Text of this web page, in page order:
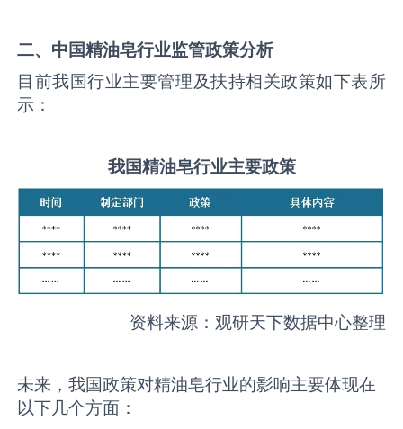
二、中国精油皂行业监管政策分析
目前我国行业主要管理及扶持相关政策如下表所
示：
我国精油皂行业主要政策
资料来源：观研天下数据中心整理
未来，我国政策对精油皂行业的影响主要体现在
以下几个方面：